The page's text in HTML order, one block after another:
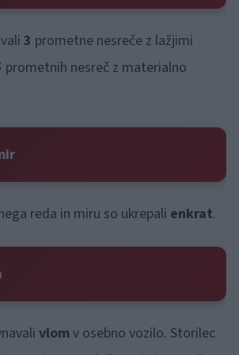
3 prometne nesreče z lažjimi
prometnih nesreč z materialno
reda in miru so ukrepali enkrat.
vlom v osebno vozilo. Storilec